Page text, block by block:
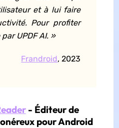
et à lui faire
Pour profiter
UPDF AI. »
Frandroid, 2023
- Éditeur de
pour Android